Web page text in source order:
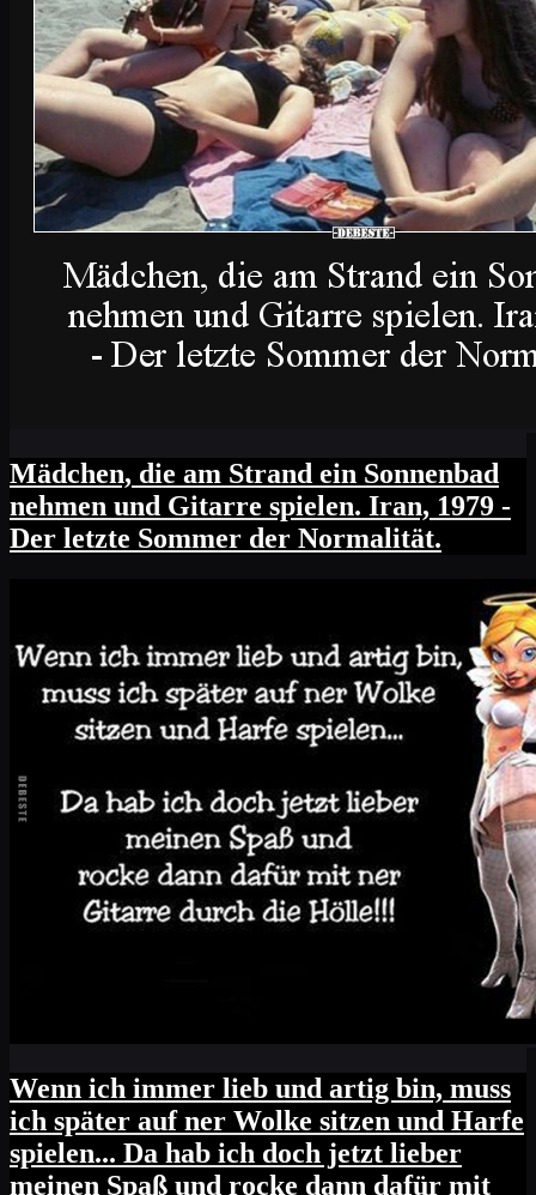
Mädchen, die am Strand ein Sonnenbad
nehmen und Gitarre spielen. Iran, 1979 -
Der letzte Sommer der Normalität.
Wenn ich immer lieb und artig bin, muss
ich später auf ner Wolke sitzen und Harfe
spielen... Da hab ich doch jetzt lieber
meinen Spaß und rocke dann dafür mit